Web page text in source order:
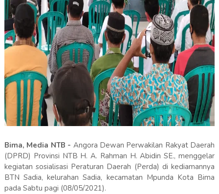
Bima, Media NTB - Angora Dewan Perwakilan Rakyat Daerah
(DPRD) Provinsi NTB H. A. Rahman H. Abidin SE., menggelar
kegiatan sosialisasi Peraturan Daerah (Perda) di kediamannya
BTN Sadia, kelurahan Sadia, kecamatan Mpunda Kota Bima
pada Sabtu pagi (08/05/2021).